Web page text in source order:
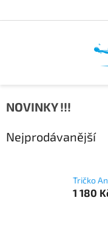
NOVINKY !!!
Nejprodávanější
Tričko
1 180